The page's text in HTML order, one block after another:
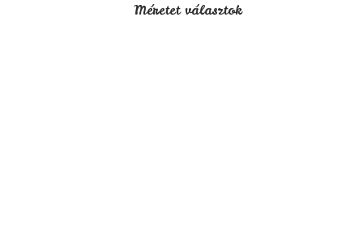
Méretet választok